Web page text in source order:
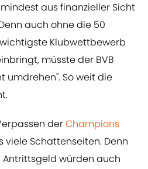
aus finanzieller Sicht
auch ohne die 50
Klubwettbewerb
müsste der BVB
umdrehen". So weit die
derChampions
Schattenseiten. Denn
würden auch